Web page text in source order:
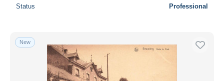
Status Professional
New